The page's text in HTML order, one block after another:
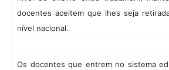
docentes aceitem que lhes seja
nível nacional.
Os docentes que entrem no sistema